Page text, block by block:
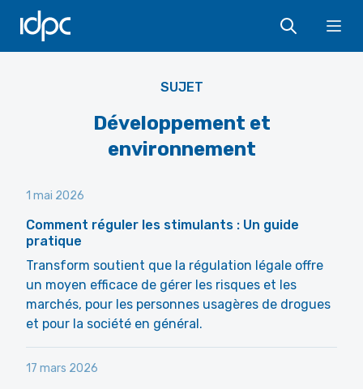
IDPC
SUJET
Développement et
environnement
1 mai 2026
Comment réguler les stimulants : Un guide
pratique
Transform soutient que la régulation légale offre
un moyen efficace de gérer les risques et les
marchés, pour les personnes usagères de drogues
et pour la société en général.
17 mars 2026